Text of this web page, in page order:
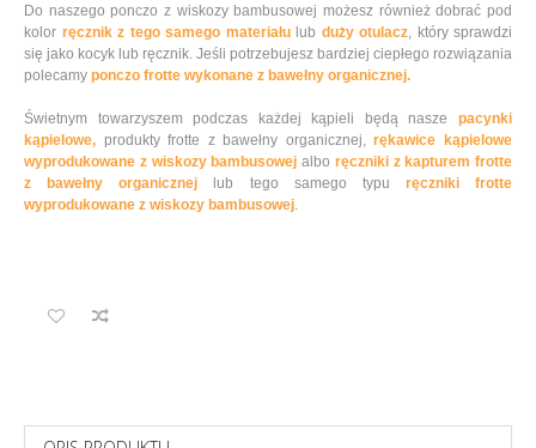
Do naszego ponczo z wiskozy bambusowej możesz również dobrać pod
kolor ręcznik z tego samego materiałulub duży otulacz, który sprawdzi
się jako kocyk lub ręcznik. Jeśli potrzebujesz bardziej ciepłego rozwiązania
polecamy ponczo frotte wykonane z bawełny organicznej.
Świetnym towarzyszem podczas każdej kąpieli będą nasze pacynki
kąpielowe, produkty frotte z bawełny organicznej,rękawice kąpielowe
wyprodukowane z wiskozy bambusowej albo ręczniki z kapturem frotte
z bawełny organicznej lub tego samego typu ręczniki frotte
wyprodukowane z wiskozy bambusowej.